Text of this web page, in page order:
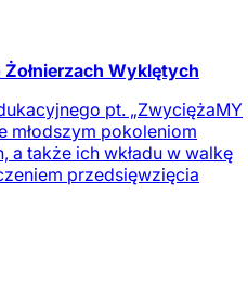
Wyklętych
pt. „ZwyciężaMY
młodszym pokoleniom
a także ich wkładu w walkę
przedsięwzięcia